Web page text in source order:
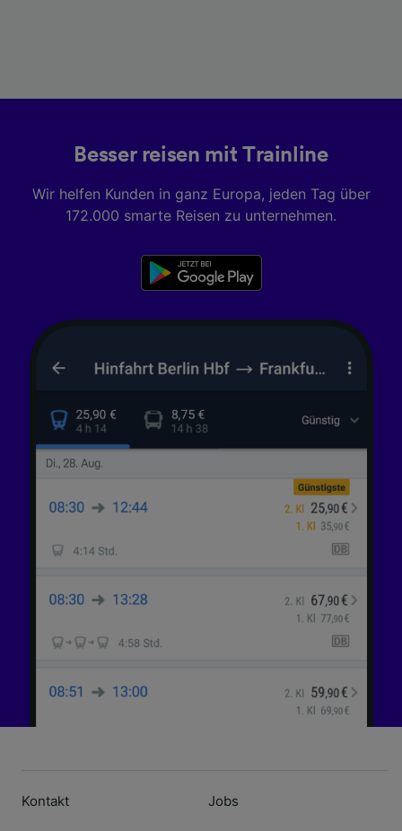
Besser reisen mit Trainline
Wir helfen Kunden in ganz Europa, jeden Tag über
172.000 smarte Reisen zu unternehmen.
Kontakt Jobs